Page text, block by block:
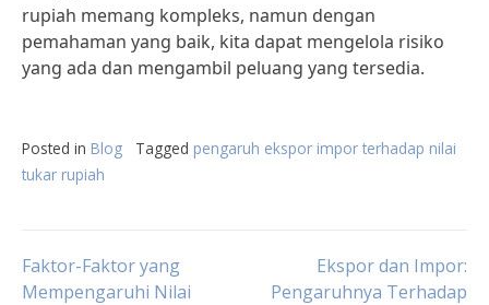
rupiah memang kompleks, namun dengan
pemahaman yang baik, kita dapat mengelola risiko
yang ada dan mengambil peluang yang tersedia.
Posted in Blog Tagged pengaruh ekspor impor terhadap nilai
tukar rupiah
Post
Faktor-Faktor yang
Mempengaruhi Nilai
Ekspor dan Impor:
Pengaruhnya Terhadap